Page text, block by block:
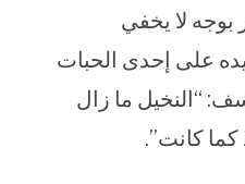
بوجه لا يخفي
على إحدى الحبات
“النخيل ما زال
كما كانت”.